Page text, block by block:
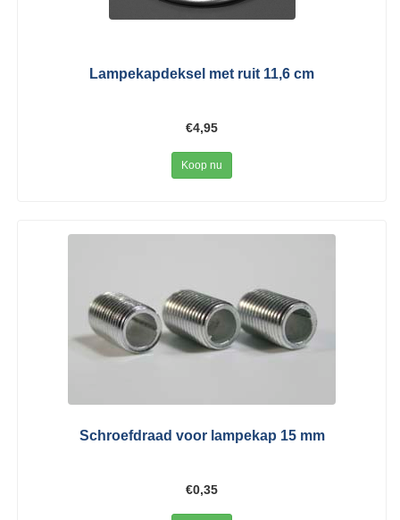
Lampekapdeksel met ruit 11,6 cm
€4,95
Koop nu
Schroefdraad voor lampekap 15 mm
€0,35